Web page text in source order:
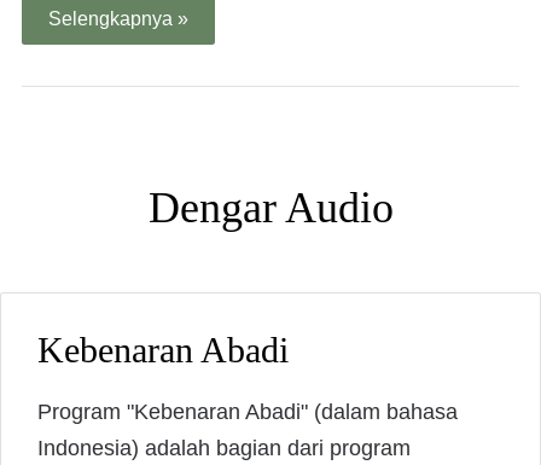
Selengkapnya »
Dengar Audio
Kebenaran Abadi
Program "Kebenaran Abadi" (dalam bahasa
Indonesia) adalah bagian dari program